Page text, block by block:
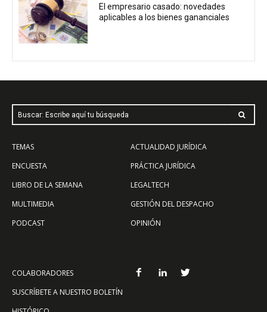
El empresario casado: novedades
aplicables a los bienes gananciales
Buscar: Escribe aquí tu búsqueda
TEMAS
ENCUESTA
LIBRO DE LA SEMANA
MULTIMEDIA
PODCAST
ACTUALIDAD JURÍDICA
PRÁCTICA JURÍDICA
LEGALTECH
GESTIÓN DEL DESPACHO
OPINIÓN
COLABORADORES
SUSCRÍBETE A NUESTRO BOLETÍN